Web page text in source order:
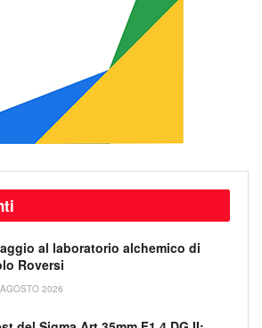
al laboratorio alchemico di
Roversi
2026